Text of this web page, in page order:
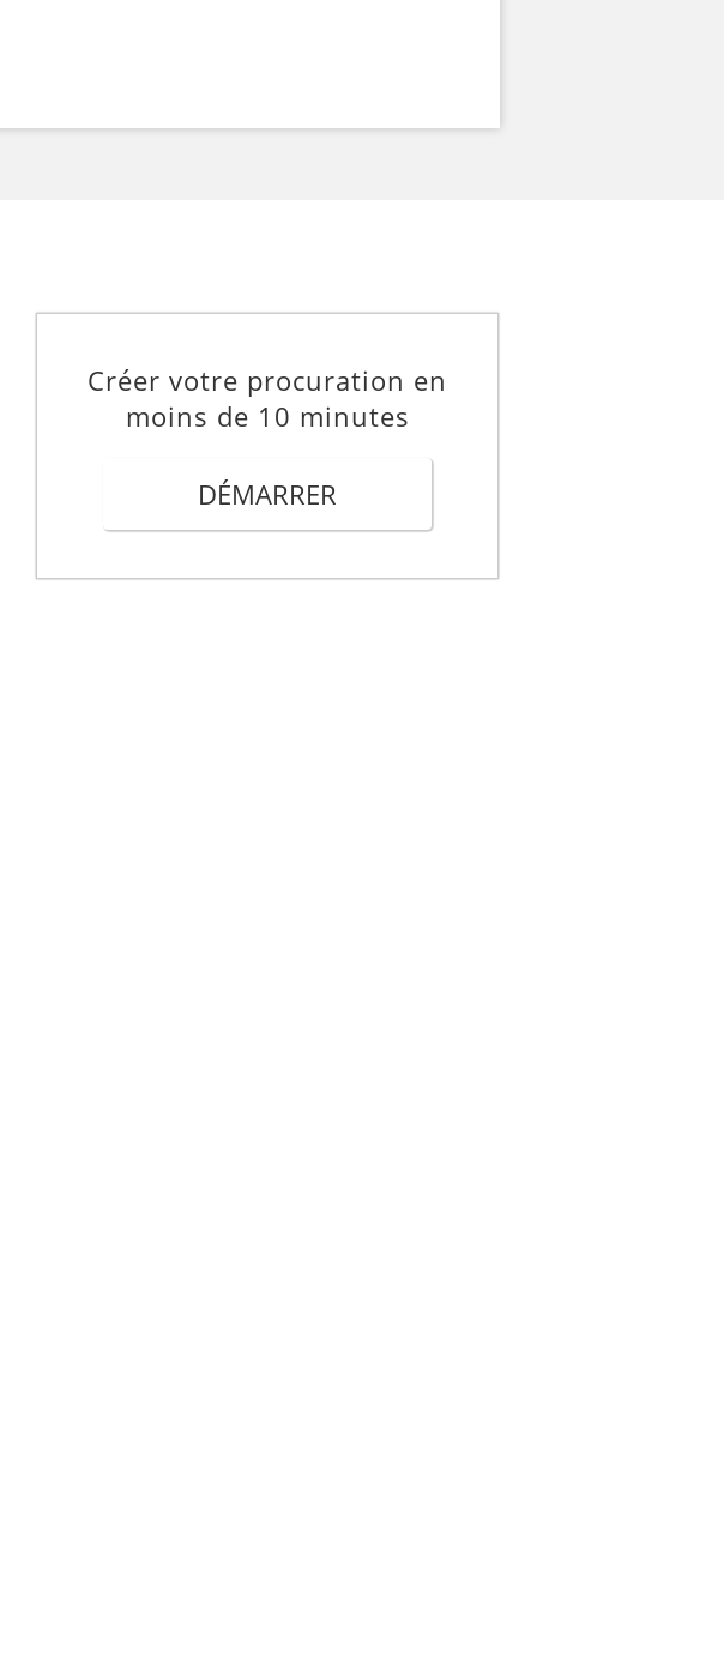
Créer votre procuration en
moins de 10 minutes
DÉMARRER